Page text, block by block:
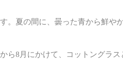
。夏の間に、曇った青から鮮や
8月にかけて、コットングラ